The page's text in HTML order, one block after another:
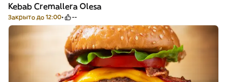
Kebab Cremallera Olesa
Закрыто до 12:00 --